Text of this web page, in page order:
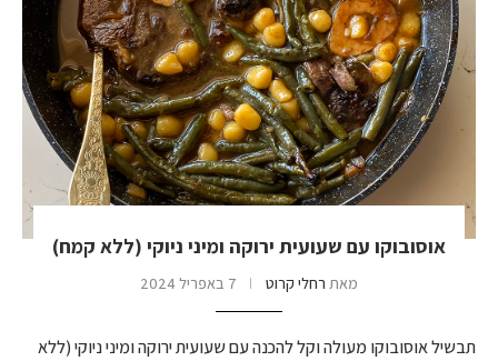
אוסובוקו עם שעועית ירוקה ומיני ניוקי (ללא קמח)
מאת רחלי קרוט 7 באפריל 2024
תבשיל אוסובוקו מעולה וקל להכנה עם שעועית ירוקה ומיני ניוקי (ללא